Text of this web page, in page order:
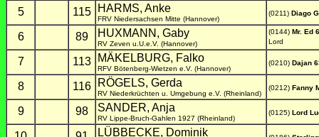
5 115 HARMS, Anke
FRV Niedersachsen Mitte (Hannover)
(0211) Diago
6 89 HUXMANN, Gaby
RV Zeven u.U.e.V. (Hannover)
(0144) Mr. Ed
Lord
7 113 MÄKELBURG, Falko
RFV Bötenberg-Wietzen e.V. (Hannover)
(0210) Dajan
8 116 RÖGELS, Gerda
RV Niederkrüchten u. Umgebung e.V. (Rheinland)
(0212) Fanny
9 98 SANDER, Anja
RV Lippe-Bruch-Gahlen 1927 (Rheinland)
(0125) Lord
LÜBBECKE, Dominik